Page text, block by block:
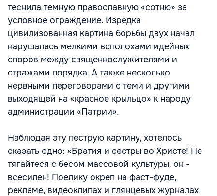
теснила темную православную «сотню» за
условное ограждение. Изредка
цивилизованная картина борьбы двух начал
нарушалась мелкими всполохами идейных
споров между священнослужителями и
стражами порядка. А также несколько
нервными переговорами с теми и другими
выходящей на «красное крыльцо» к народу
администрации «Патрии».
Наблюдая эту пеструю картину, хотелось
сказать одно: «Братия и сестры во Христе! Не
тягайтеся с бесом массовой культуры, он -
всесилен! Поелику окреп на фаст-фуде,
рекламе, видеоклипах и глянцевых журналах